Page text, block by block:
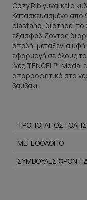
Cozy Rib γυναικείο
Κατασκευασμένο από
elastane, διατηρεί
εξασφαλίζοντας
απαλή, μεταξένια
εφαρμογή σε όλους
ίνες TENCEL™ Modal
απορροφητικό στο
βαμβάκι.
ΤΡΟΠΟΙ ΑΠΟΣΤΟΛΗΣ
ΜΕΓΕΘΟΛΟΓΙΟ
ΣΥΜΒΟΥΛΕΣ